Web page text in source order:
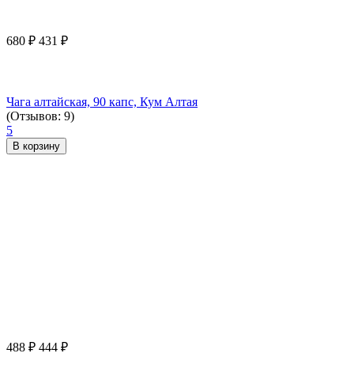
680 ₽ 431 ₽
Чага алтайская, 90 капс, Кум Алтая
(Отзывов: 9)
5
В корзину
488 ₽ 444 ₽